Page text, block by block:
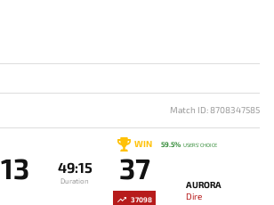
Match ID: 8708347585
13 49:15
Duration
WIN
37
AURORA
Dire
37098
59.5% USERS' CHOICE